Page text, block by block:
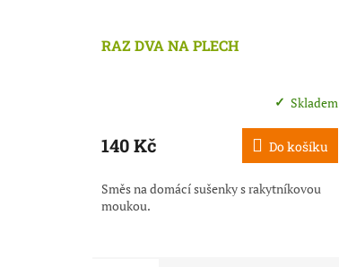
RAZ DVA NA PLECH
produktu
je
z
5
Skladem
140 Kč Do košíku
Směs na domácí sušenky s rakytníkovou
moukou.